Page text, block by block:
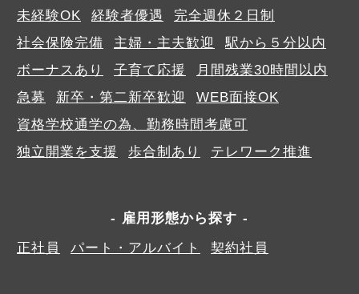
未経験OK
経験者優遇
完全週休２日制
社会保険完備
主婦・主夫歓迎
駅から５分以内
ボーナスあり
子育て応援
月間残業30時間以内
急募
新卒・第二新卒歓迎
WEB面接OK
資格学校通学の為、勤務時間考慮可
独立開業を支援
歩合制あり テレワーク推進
雇用形態から探す
正社員
パート・アルバイト 契約社員